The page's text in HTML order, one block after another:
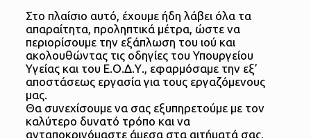
Στο πλαίσιο αυτό, έχουμε ήδη λάβει όλα τα
απαραίτητα, προληπτικά μέτρα, ώστε να
περιορίσουμε την εξάπλωση του ιού και
ακολουθώντας τις οδηγίες του Υπουργείου
Υγείας και του Ε.Ο.Δ.Υ., εφαρμόσαμε την εξ’
αποστάσεως εργασία για τους εργαζόμενους
μας.
Θα συνεχίσουμε να σας εξυπηρετούμε με τον
καλύτερο δυνατό τρόπο και να
ανταποκρινόμαστε άμεσα στα αιτήματά σας,